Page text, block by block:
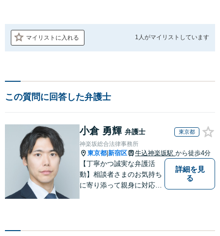
マイリストに入れる 1人がマイリストしています
この質問に回答した弁護士
小倉 勇輝 弁護士 東京都
神楽坂総合法律事務所
東京都 新宿区 牛込神楽坂駅 から徒歩4分
【丁寧かつ誠実な弁護活
動】相談者さまのお気持ち
に寄り添って親身に対応い
詳細を見
る